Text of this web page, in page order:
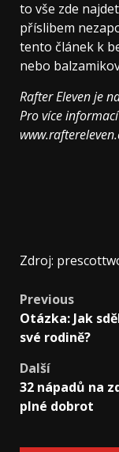
to vše zde
příslibem
tento článek k
nebo
Rafter Eleven je
Pro více
Zdroj:
Previous
Otázka: Jak
své rodině?
Další
32 nápadů na
plné dobrot